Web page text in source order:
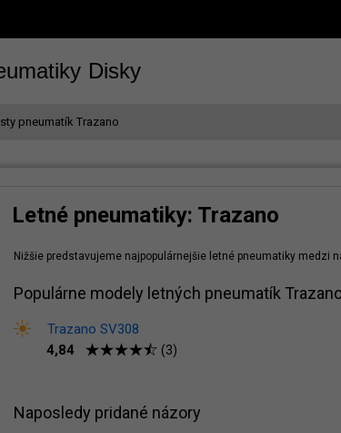
Disky
pneumatík Trazano
Letné pneumatiky: Trazano
Nižšie predstavujeme najpopulárnejšie letné pneumatiky medzi
Populárne modely letných pneumatík
Trazano SV308
4,84
(3)
Naposledy pridané názory